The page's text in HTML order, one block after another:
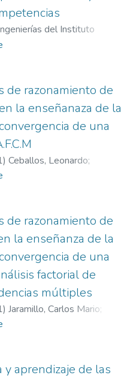
del Instituto
(ITM)
de Ciencias;Educación
(EAFIT – U de A)
de razonamiento de
la enseñanaza de la
de una
) Ceballos, Leonardo;
(EAFIT – U de A)
de razonamiento de
la enseñanza de la
de una
factorial de
múltiples
) Jaramillo, Carlos Mario;
MARIO
e Historia (EAFIT –
y aprendizaje de las